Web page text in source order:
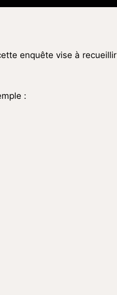
enquête vise à recueillir
: